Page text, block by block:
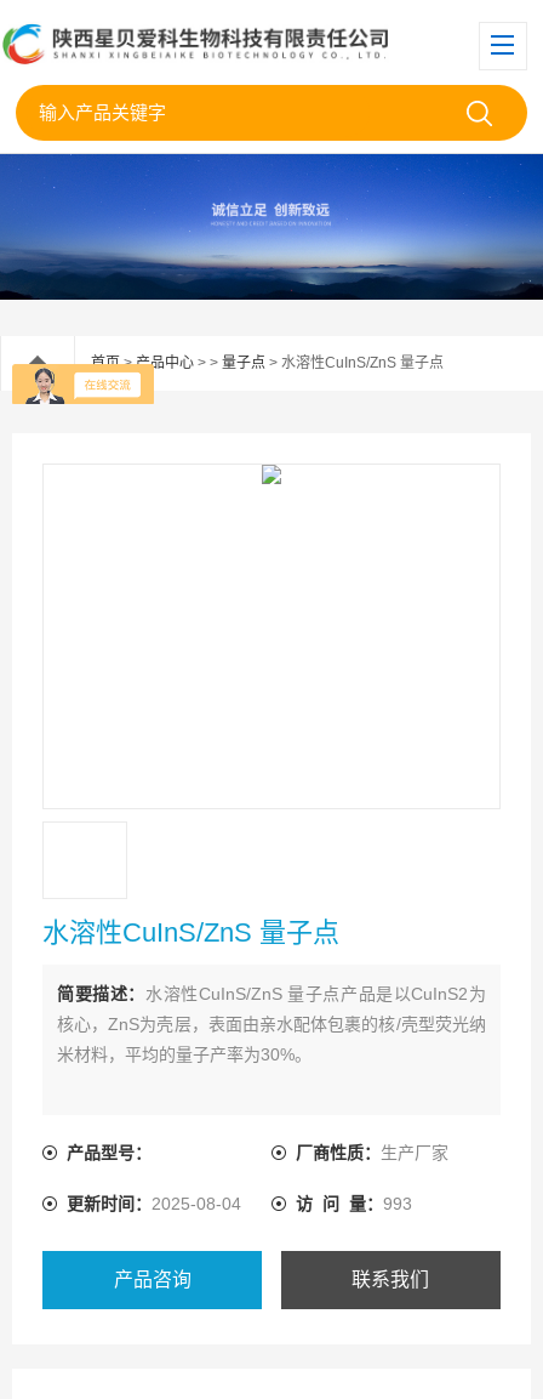
首页>产品中心 > > 量子点 > 水溶性CuInS/ZnS 量子点
水溶性CuInS/ZnS 量子点
简要描述： 水溶性CuInS/ZnS 量子点产品是以CuInS2为
核心，ZnS为壳层，表面由亲水配体包裹的核/壳型荧光纳
米材料，平均的量子产率为30%。
产品型号： 厂商性质： 生产厂家
更新时间： 2025-08-04 访 问 量： 993
产品咨询 联系我们